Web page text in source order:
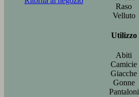
Raso
Velluto
Utilizzo
Abiti
Camicie
Giacche
Gonne
Pantaloni